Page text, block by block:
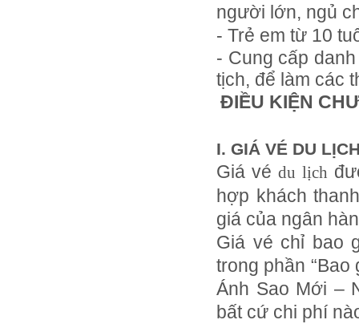
người lớn, ngủ
- Trẻ em từ 10
- Cung cấp
tịch, để làm các
ĐIỀU KIỆN
I. GIÁ VÉ DU
Giá védu lịch
hợp khách
giá của ngân
Giá vé chỉ bao
trong phần
Ánh Sao Mới –
bất cứ chi phí